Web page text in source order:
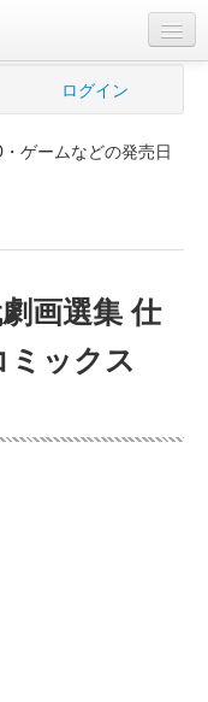
ログイン
ゲームなどの発売日
画選集 仕
ミックス